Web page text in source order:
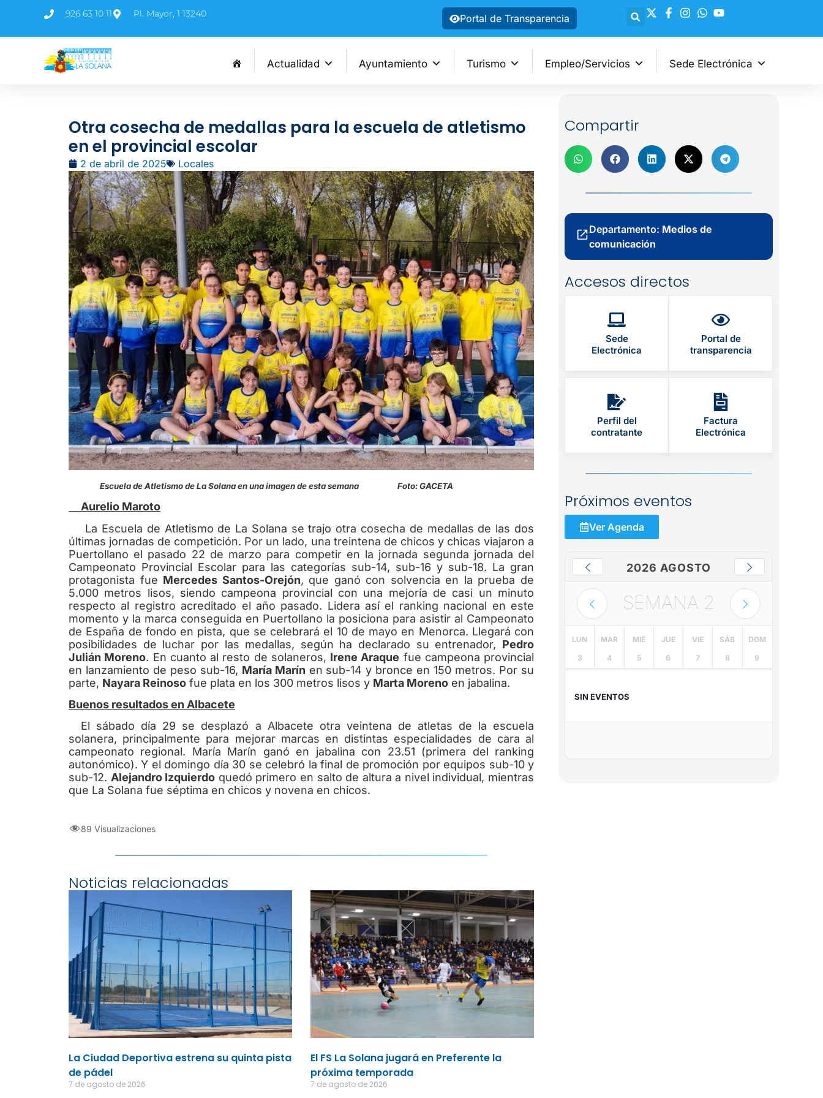
926 63 10 11 Pl. Mayor, 1 13240 Portal de Transparencia
Actualidad Ayuntamiento Turismo Empleo/Servicios Sede Electrónica
Otra cosecha de medallas para la escuela de atletismo
en el provincial escolar
2 de abril de 2025 Locales
Escuela de Atletismo de La Solana en una imagen de esta semana Foto: GACETA
Aurelio Maroto
La Escuela de Atletismo de La Solana se trajo otra cosecha de medallas de las dos
últimas jornadas de competición. Por un lado, una treintena de chicos y chicas viajaron a
Puertollano el pasado 22 de marzo para competir en la jornada segunda jornada del
Campeonato Provincial Escolar para las categorías sub-14, sub-16 y sub-18. La gran
protagonista fue Mercedes Santos-Orejón, que ganó con solvencia en la prueba de
5.000 metros lisos, siendo campeona provincial con una mejoría de casi un minuto
respecto al registro acreditado el año pasado. Lidera así el ranking nacional en este
momento y la marca conseguida en Puertollano la posiciona para asistir al Campeonato
de España de fondo en pista, que se celebrará el 10 de mayo en Menorca. Llegará con
posibilidades de luchar por las medallas, según ha declarado su entrenador, Pedro
Julián Moreno. En cuanto al resto de solaneros, Irene Araque fue campeona provincial
en lanzamiento de peso sub-16, María Marín en sub-14 y bronce en 150 metros. Por su
parte, Nayara Reinoso fue plata en los 300 metros lisos y Marta Moreno en jabalina.
Buenos resultados en Albacete
El sábado día 29 se desplazó a Albacete otra veintena de atletas de la escuela
solanera, principalmente para mejorar marcas en distintas especialidades de cara al
campeonato regional. María Marín ganó en jabalina con 23.51 (primera del ranking
autonómico). Y el domingo día 30 se celebró la final de promoción por equipos sub-10 y
sub-12. Alejandro Izquierdo quedó primero en salto de altura a nivel individual, mientras
que La Solana fue séptima en chicos y novena en chicos.
89 Visualizaciones
Noticias relacionadas
La Ciudad Deportiva estrena su quinta pista
de pádel
7 de agosto de 2026
El FS La Solana jugará en Preferente la
próxima temporada
7 de agosto de 2026
Compartir
Departamento: Medios de
comunicación
Accesos directos
Sede
Electrónica
Portal de
transparencia
Perfil del
contratante
Factura
Electrónica
Próximos eventos
Ver Agenda
2026 AGOSTO
SEMANA 2
LUN
3
MAR
4
MIÉ
5
JUE
6
VIE
7
SÁB
8
DOM
9
SIN EVENTOS